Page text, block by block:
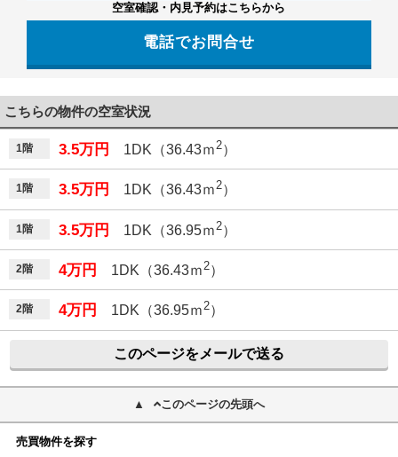
空室確認・内見予約はこちらから
電話でお問合せ
こちらの物件の空室状況
1階 3.5万円 1DK（36.43ｍ2）
1階 3.5万円 1DK（36.43ｍ2）
1階 3.5万円 1DK（36.95ｍ 2）
2階 4万円 1DK（36.43ｍ 2）
2階 4万円 1DK（36.95ｍ2）
このページをメールで送る
このページの先頭へ
売買物件を探す